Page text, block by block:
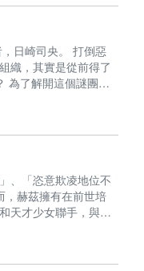
日崎司央。 打倒惡
織，其實是從前得了
為了解開這個謎團並
歷史苦悶不已…… 第
戰。」 ©Sty
贈品) ★黑歷史重演，
、「恣意欺凌地位不
赫茲擁有在前世培
天才少女聯手，與敵
Hanane, Kurogiri
爽快奇幻故事！